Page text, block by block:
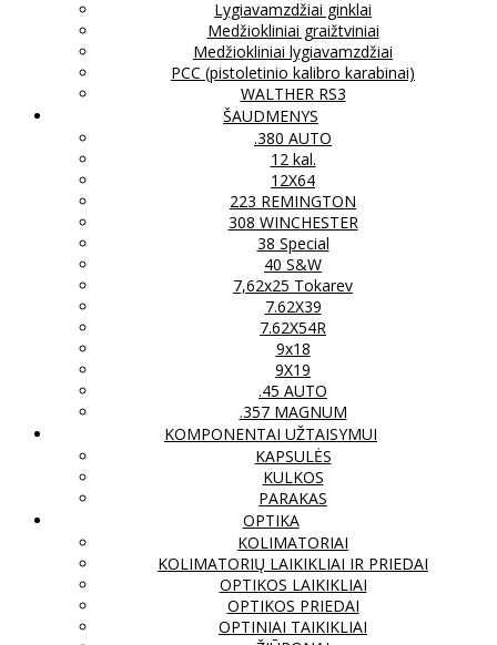
Lygiavamzdžiai ginklai
Medžiokliniai graižtviniai
Medžiokliniai lygiavamzdžiai
PCC (pistoletinio kalibro karabinai)
WALTHER RS3
ŠAUDMENYS
.380 AUTO
12 kal.
12X64
223 REMINGTON
308 WINCHESTER
38 Special
40 S&W
7,62x25 Tokarev
7.62X39
7.62X54R
9x18
9X19
.45 AUTO
.357 MAGNUM
KOMPONENTAI UŽTAISYMUI
KAPSULĖS
KULKOS
PARAKAS
OPTIKA
KOLIMATORIAI
KOLIMATORIŲ LAIKIKLIAI IR PRIEDAI
OPTIKOS LAIKIKLIAI
OPTIKOS PRIEDAI
OPTINIAI TAIKIKLIAI